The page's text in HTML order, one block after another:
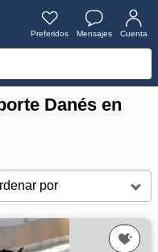
Preferidos Mensajes Cuenta
Danés en